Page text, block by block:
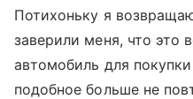
Потихоньку я
заверили меня, что это
автомобиль для
подобное больше не